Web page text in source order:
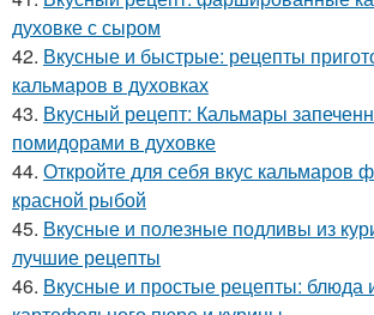
духовке с сыром
42. Вкусные и быстрые: рецепты
кальмаров в духовках
43. Вкусный рецепт: Кальмары
помидорами в духовке
44. Откройте для себя вкус кальмаров
красной рыбой
45. Вкусные и полезные подливы из
лучшие рецепты
46. Вкусные и простые рецепты: блюда